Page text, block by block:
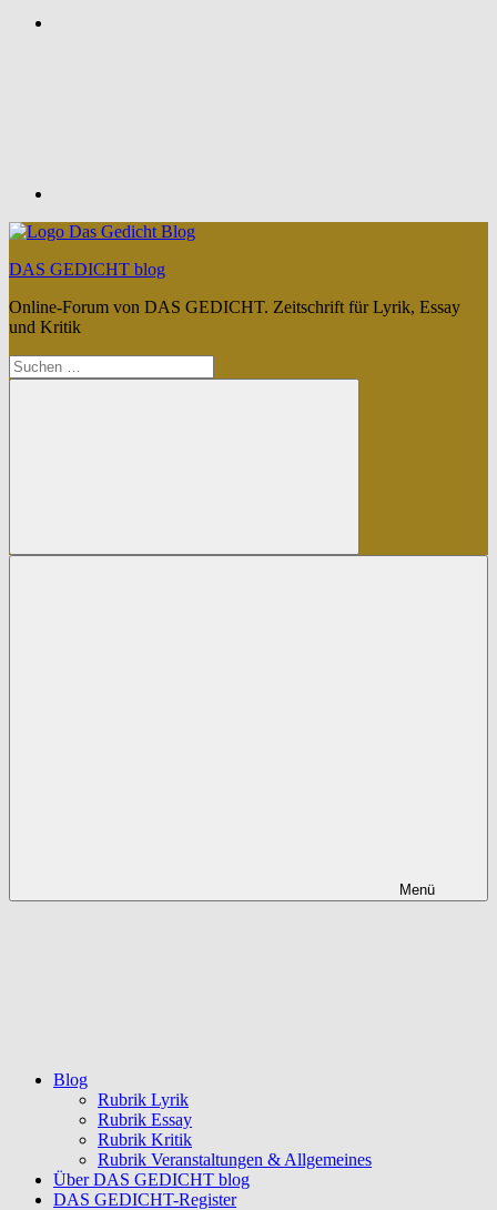
DAS GEDICHT blog
Online-Forum von DAS GEDICHT. Zeitschrift für Lyrik, Essay
und Kritik
Suchen
nach:
Suchen
Menü
Blog
Rubrik Lyrik
Rubrik Essay
Rubrik Kritik
Rubrik Veranstaltungen & Allgemeines
Über DAS GEDICHT blog
DAS GEDICHT-Register